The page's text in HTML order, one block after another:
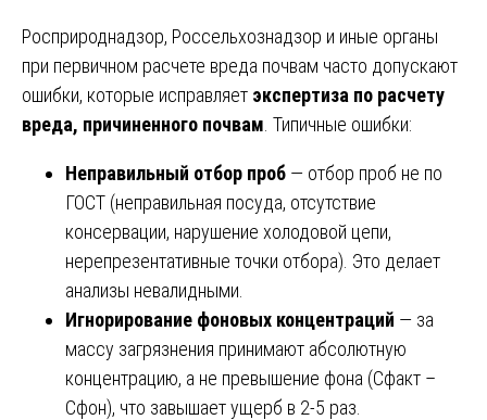
Росприроднадзор, Россельхознадзор и иные органы
при первичном расчете вреда почвам часто допускают
ошибки, которые исправляет экспертиза по расчету
вреда, причиненного почвам . Типичные ошибки:
Неправильный отбор проб — отбор проб не по
ГОСТ (неправильная посуда, отсутствие
консервации, нарушение холодовой цепи,
нерепрезентативные точки отбора). Это делает
анализы невалидными.
Игнорирование фоновых концентраций — за
массу загрязнения принимают абсолютную
концентрацию, а не превышение фона (Сфакт –
Сфон), что завышает ущерб в 2-5 раз.